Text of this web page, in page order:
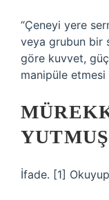
“Çeneyi yere
veya grubun bir
göre kuvvet,
manipüle etmesi
İfade. [1]